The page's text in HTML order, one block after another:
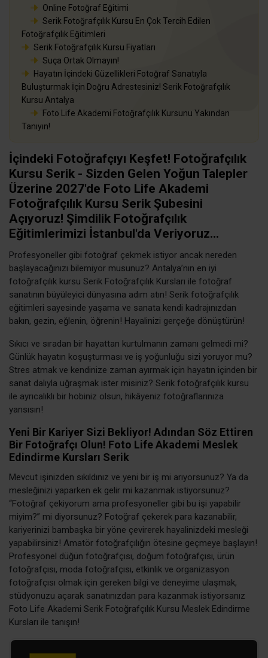
Online Fotoğraf Eğitimi
Serik Fotoğrafçılık Kursu En Çok Tercih Edilen
Fotoğrafçılık Eğitimleri
Serik Fotoğrafçılık Kursu Fiyatları
Suça Ortak Olmayın!
Hayatın İçindeki Güzellikleri Fotoğraf Sanatıyla
Buluşturmak İçin Doğru Adrestesiniz! Serik Fotoğrafçılık
Kursu Antalya
Foto Life Akademi Fotoğrafçılık Kursunu Yakından
Tanıyın!
İçindeki Fotoğrafçıyı Keşfet! Fotoğrafçılık
Kursu Serik - Sizden Gelen Yoğun Talepler
Üzerine 2027'de Foto Life Akademi
Fotoğrafçılık Kursu Serik Şubesini
Açıyoruz! Şimdilik Fotoğrafçılık
Eğitimlerimizi İstanbul'da Veriyoruz...
Profesyoneller gibi fotoğraf çekmek istiyor ancak nereden
başlayacağınızı bilemiyor musunuz? Antalya’nın en iyi
fotoğrafçılık kursu Serik Fotoğrafçılık Kursları ile fotoğraf
sanatının büyüleyici dünyasına adım atın! Serik fotoğrafçılık
eğitimleri sayesinde yaşama ve sanata kendi kadrajınızdan
bakın, gezin, eğlenin, öğrenin! Hayalinizi gerçeğe dönüştürün!
Sıkıcı ve sıradan bir hayattan kurtulmanın zamanı gelmedi mi?
Günlük hayatın koşuşturması ve iş yoğunluğu sizi yoruyor mu?
Stres atmak ve kendinize zaman ayırmak için hayatın içinden bir
sanat dalıyla uğraşmak ister misiniz? Serik fotoğrafçılık kursu
ile ayrıcalıklı bir hobiniz olsun, hikâyeniz fotoğraflarınıza
yansısın!
Yeni Bir Kariyer Sizi Bekliyor! Adından Söz Ettiren
Bir Fotoğrafçı Olun! Foto Life Akademi Meslek
Edindirme Kursları Serik
Mevcut işinizden sıkıldınız ve yeni bir iş mi arıyorsunuz? Ya da
mesleğinizi yaparken ek gelir mi kazanmak istiyorsunuz?
“Fotoğraf çekiyorum ama profesyoneller gibi bu işi yapabilir
miyim?” mi diyorsunuz? Fotoğraf çekerek para kazanabilir,
kariyerinizi bambaşka bir yöne çevirerek hayalinizdeki mesleği
yapabilirsiniz! Amatör fotoğrafçılığın ötesine geçmeye başlayın!
Profesyonel düğün fotoğrafçısı, doğum fotoğrafçısı, ürün
fotoğrafçısı, moda fotoğrafçısı, etkinlik ve organizasyon
fotoğrafçısı olmak için gereken bilgi ve deneyime ulaşmak,
stüdyonuzu açarak sanatınızdan para kazanmak istiyorsanız
Foto Life Akademi Serik Fotoğrafçılık Kursu Meslek Edindirme
Kursları ile tanışın!